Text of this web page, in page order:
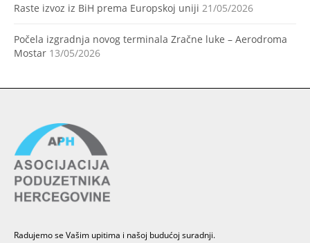
Raste izvoz iz BiH prema Europskoj uniji 21/05/2026
Počela izgradnja novog terminala Zračne luke – Aerodroma
Mostar 13/05/2026
Radujemo se Vašim upitima i našoj budućoj suradnji.